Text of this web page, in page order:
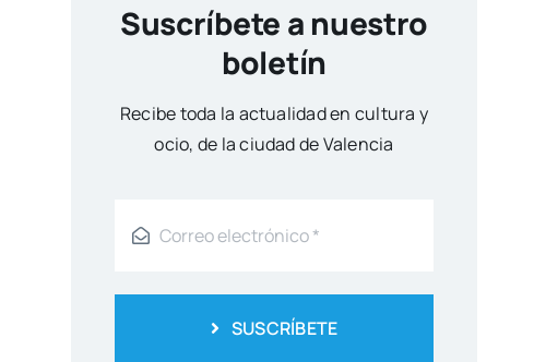
Suscríbete a nuestro
boletín
Reci­be toda la actua­li­dad en cul­tu­ra y
ocio, de la ciu­dad de Valen­cia
SUSCRÍBETE